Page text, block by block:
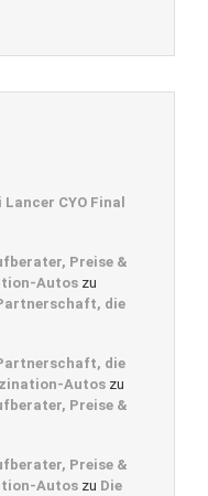
CYO Final
Preise &
Autos zu
die
die
Autos zu
Preise &
Preise &
Autos zu Die